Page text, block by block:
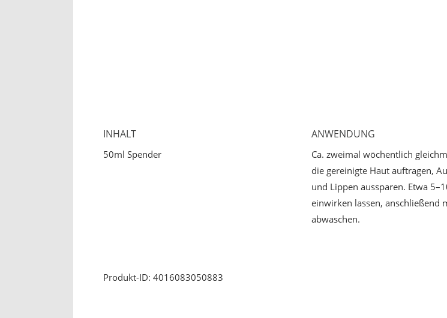
INHALT
50ml Spender
ANWENDUNG
Ca. zweimal wöchentlich
die gereinigte Haut auftragen,
und Lippen aussparen. Etwa
einwirken lassen, anschließend
abwaschen.
Produkt-ID: 4016083050883